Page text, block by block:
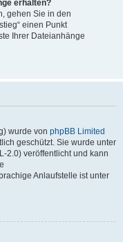
erhalten?
gehen Sie in den
einen Punkt
Ihrer Dateianhänge
wurde von phpBB Limited
geschützt. Sie wurde unter
2.0) veröffentlicht und kann
Anlaufstelle ist unter